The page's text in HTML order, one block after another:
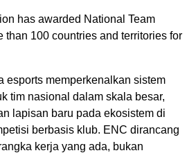
has awarded National Team
than 100 countries and territories for
esports memperkenalkan sistem
tim nasional dalam skala besar,
lapisan baru pada ekosistem di
berbasis klub. ENC dirancang
kerja yang ada, bukan